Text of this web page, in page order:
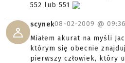
552 lub 551
scynek08-02-2009 @ 09:36
Miałem akurat na myśli
którym się obecnie
pierwszy człowiek, który